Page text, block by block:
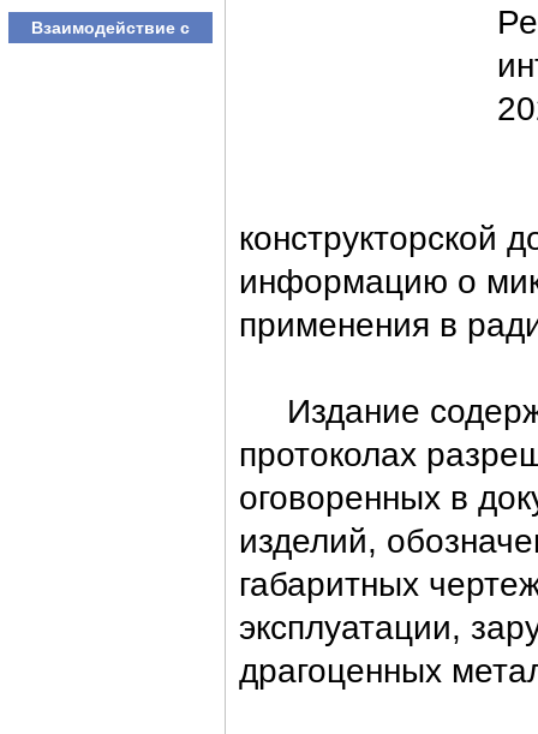
Взаимодействие с
конструкторской
информацию о
применения в
Издание
протоколах
оговоренных в
изделий,
габаритных
эксплуатации,
драгоценных